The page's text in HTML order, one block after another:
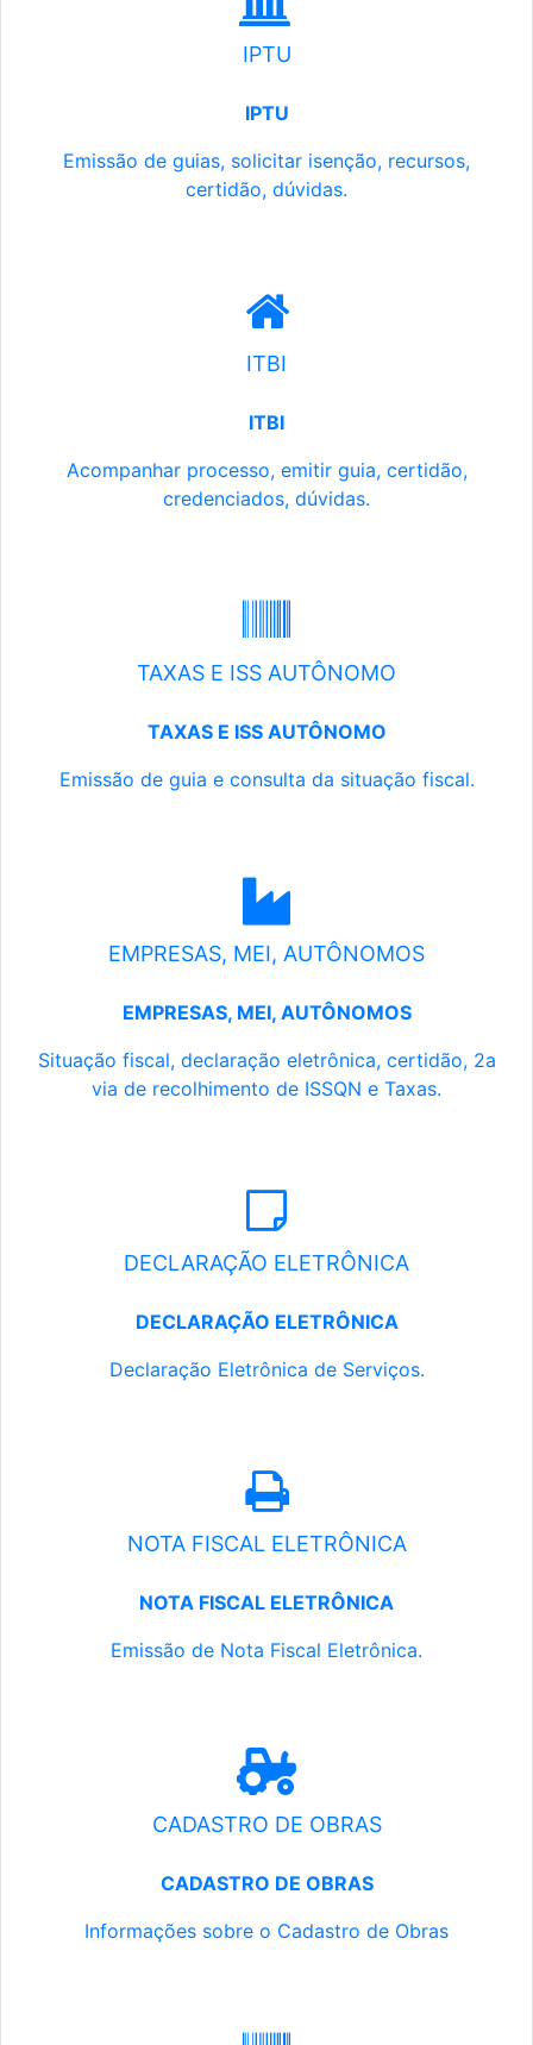
IPTU
IPTU
Emissão de guias, solicitar isenção, recursos,
certidão, dúvidas.
ITBI
ITBI
Acompanhar processo, emitir guia, certidão,
credenciados, dúvidas.
TAXAS E ISS AUTÔNOMO
TAXAS E ISS AUTÔNOMO
Emissão de guia e consulta da situação fiscal.
EMPRESAS, MEI, AUTÔNOMOS
EMPRESAS, MEI, AUTÔNOMOS
Situação fiscal, declaração eletrônica, certidão, 2a
via de recolhimento de ISSQN e Taxas.
DECLARAÇÃO ELETRÔNICA
DECLARAÇÃO ELETRÔNICA
Declaração Eletrônica de Serviços.
NOTA FISCAL ELETRÔNICA
NOTA FISCAL ELETRÔNICA
Emissão de Nota Fiscal Eletrônica.
CADASTRO DE OBRAS
CADASTRO DE OBRAS
Informações sobre o Cadastro de Obras